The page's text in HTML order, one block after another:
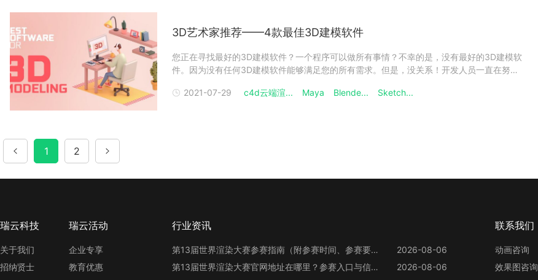
3D艺术家推荐——4款最佳3D建模软件
您正在寻找最好的3D建模软件？一个程序可以做所有事情？不幸的是，没有最好的3D建模软
件。因为没有任何3D建模软件能够满足您的所有需求。但是，没关系！开发人员一直在努力
人使用的3D软件。显然，他们不能做所有事情。它们是通用软件。但他们的专长在于允许生
2021-07-29 c4d云端渲... Maya Blende... Sketch...
1 2
瑞云科技
关于我们
招纳贤士
瑞云活动
企业专享
教育优惠
行业资讯
第13届世界渲染大赛参赛指南（附参赛时间、参赛要求、赛事奖励等）
2026-08-06
第13届世界渲染大赛官网地址在哪里？参赛入口与信息整理
2026-08-06
联系我们
动画咨询
效果图咨询